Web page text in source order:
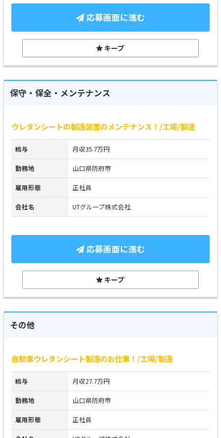
応募画面に進む
キープ
保守・保全・メンテナンス
ウレタンシートの製造装置のメンテナンス！/工場/製造
給与 月収35.7万円
勤務地 山口県防府市
雇用形態 正社員
会社名 UTグループ株式会社
応募画面に進む
キープ
その他
自動車ウレタンシート製造のお仕事！/工場/製造
給与 月収27.7万円
勤務地 山口県防府市
雇用形態 正社員